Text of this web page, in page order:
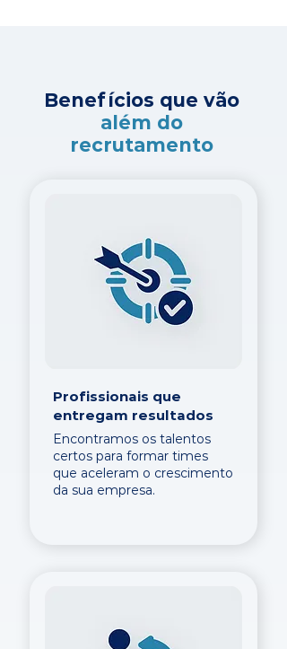
Benefícios que vão
além do
recrutamento
Profissionais que
entregam resultados
Encontramos os talentos
certos para formar times
que aceleram o crescimento
da sua empresa.